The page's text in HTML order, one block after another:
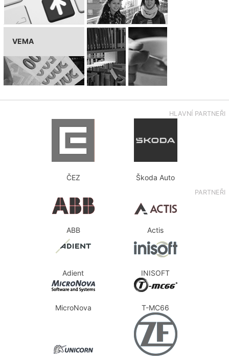
VEMA
HLAVNÍ PARTNEŘI
ČEZ Škoda Auto
PARTNEŘI
ABB Actis
Adient INISOFT
MicroNova T-MC66